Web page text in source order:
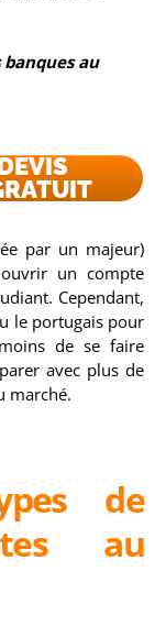
au
par un majeur)
un compte
Cependant,
le portugais pour
de se faire
avec plus de
marché.
de
au